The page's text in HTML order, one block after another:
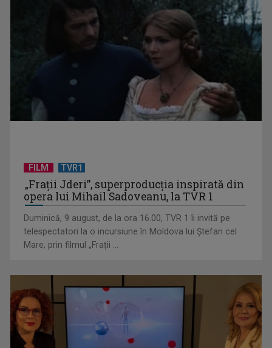
Ilegal în România de trei ani. Tânăr migrant din Bangladesh:
„Jucăriile” pentru copii care promit să combată sentimentul
de vinovăție al ...
„Frații Jderi”, superproducția inspirată din
opera lui Mihail Sadoveanu, la TVR 1
Duminică, 9 august, de la ora 16.00, TVR 1 îi invită pe
telespectatori la o incursiune în Moldova lui Ștefan cel